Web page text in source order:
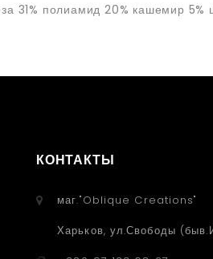
31% полиамид 20% кашемир 5%
КОНТАКТЫ
маг."Oblique Creations"
Харьков, ул.Свободы